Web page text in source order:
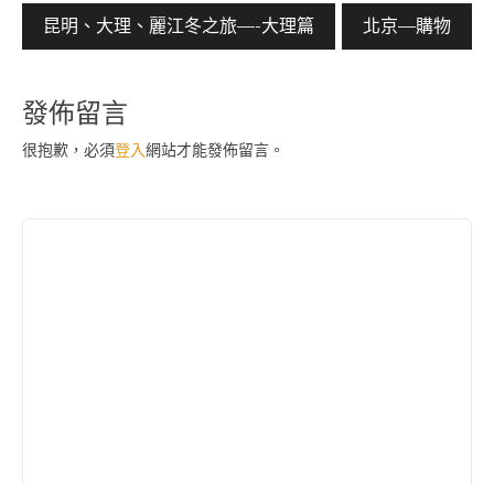
文
章
導
覽
昆明、大理、麗江冬之旅—-大理篇 北京—購物
發佈留言
很抱歉，必須登入網站才能發佈留言。